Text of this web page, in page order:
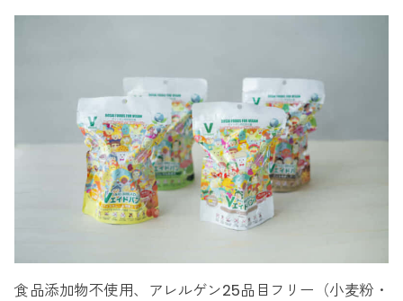
食品添加物不使用、アレルゲン25品目フリー（小麦粉・